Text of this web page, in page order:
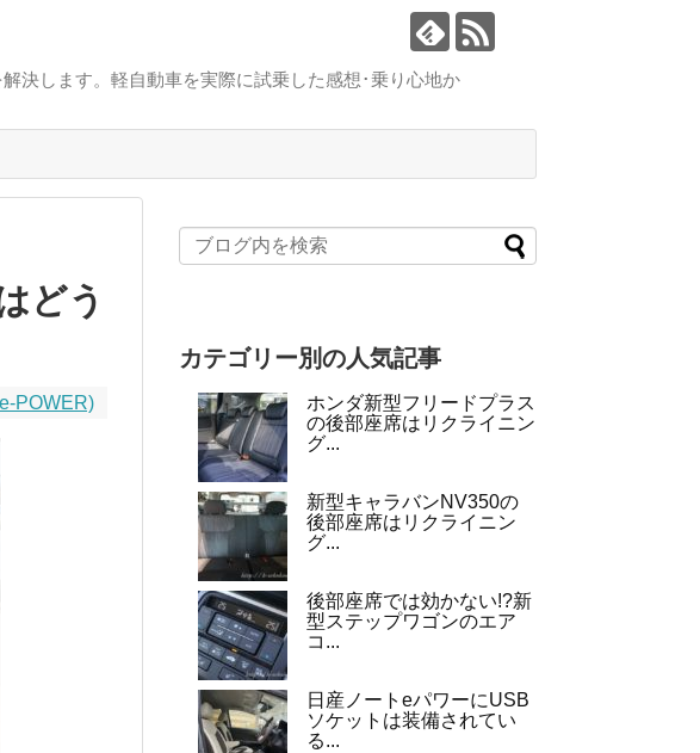
決します。軽自動車を実際に試乗した感想･乗り心地か
どう
POWER)
カテゴリー別の人気記事
ホンダ新型フリードプラス
の後部座席はリクライニン
グ...
新型キャラバンNV350の
後部座席はリクライニン
グ...
後部座席では効かない!?新
型ステップワゴンのエア
コ...
日産ノートeパワーにUSB
ソケットは装備されてい
る...